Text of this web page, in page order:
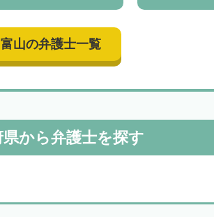
富山の弁護士一覧
から弁護士を探す